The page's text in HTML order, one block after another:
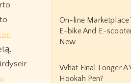
On-line Marketplace
E-bike And E-
New
What Final Longer A
Hookah Pen?